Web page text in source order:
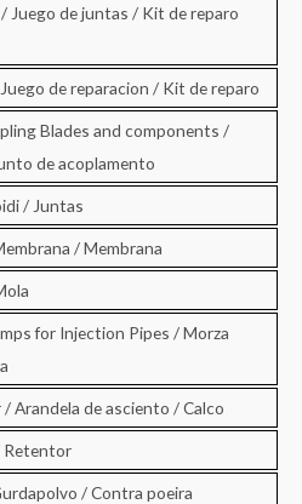
Juego de juntas / Kit de reparo
de reparacion / Kit de reparo
Blades and components /
de acoplamento
/ Juntas
/ Membrana
for Injection Pipes / Morza
Arandela de asciento / Calco
Retentor
/ Contra poeira